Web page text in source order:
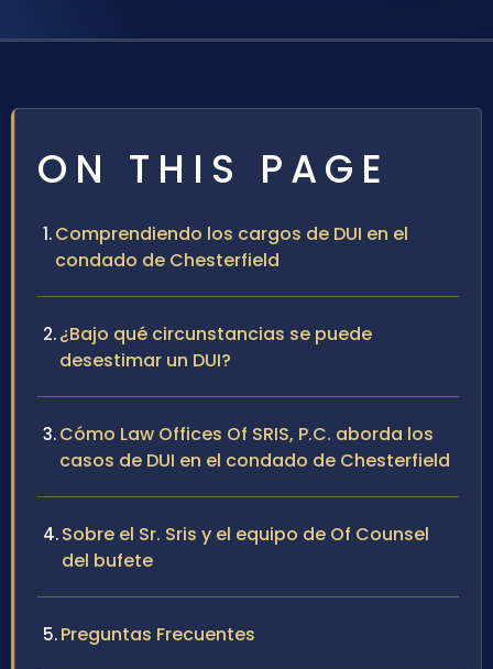
ON THIS PAGE
Comprendiendo los cargos de DUI en el
condado de Chesterfield
¿Bajo qué circunstancias se puede
desestimar un DUI?
Cómo Law Offices Of SRIS, P.C. aborda los
casos de DUI en el condado de Chesterfield
Sobre el Sr. Sris y el equipo de Of Counsel
del bufete
Preguntas Frecuentes